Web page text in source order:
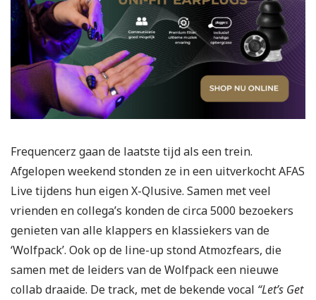
Frequencerz gaan de laatste tijd als een trein.
Afgelopen weekend stonden ze in een uitverkocht AFAS
Live tijdens hun eigen X-Qlusive. Samen met veel
vrienden en collega’s konden de circa 5000 bezoekers
genieten van alle klappers en klassiekers van de
‘Wolfpack’. Ook op de line-up stond Atmozfears, die
samen met de leiders van de Wolfpack een nieuwe
collab draaide. De track, met de bekende vocal “Let’s Get